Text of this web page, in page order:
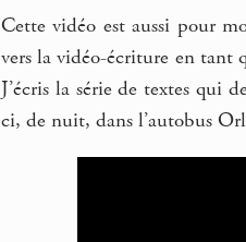
Cette vidéo est aussi pour
vers la vidéo-écriture en tant
J’écris la série de textes qui
ci, de nuit, dans l’autobus